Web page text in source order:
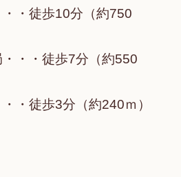
・徒歩10分（約750
・・徒歩7分（約550
・徒歩3分（約240ｍ）